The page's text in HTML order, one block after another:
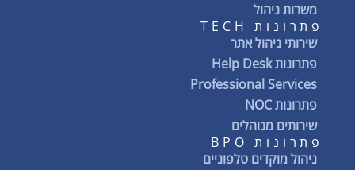
משרות ניהול
פתרונות TECH
שירותי ניהול אתר
פתרונות Help Desk
Professional Services
פתרונות NOC
שירותים מנוהלים
פתרונות BPO
ניהול מוקדים טלפוניים